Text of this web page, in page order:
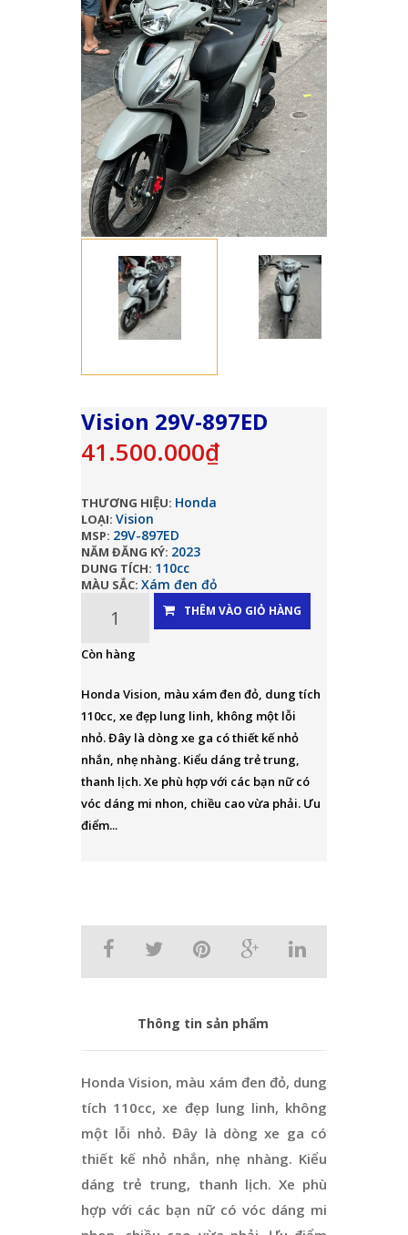
Vision 29V-897ED
41.500.000₫
THƯƠNG HIỆU: Honda
LOẠI: Vision
MSP: 29V-897ED
NĂM ĐĂNG KÝ: 2023
DUNG TÍCH: 110cc
MÀU SẮC: Xám đen đỏ
THÊM VÀO GIỎ HÀNG
Còn hàng
Honda Vision, màu xám đen đỏ, dung tích
110cc, xe đẹp lung linh, không một lỗi
nhỏ. Đây là dòng xe ga có thiết kế nhỏ
nhắn, nhẹ nhàng. Kiểu dáng trẻ trung,
thanh lịch. Xe phù hợp với các bạn nữ có
vóc dáng mi nhon, chiều cao vừa phải. Ưu
điểm...
Thông tin sản phẩm
Honda Vision, màu xám đen đỏ, dung
tích 110cc, xe đẹp lung linh, không
một lỗi nhỏ. Đây là dòng xe ga có
thiết kế nhỏ nhắn, nhẹ nhàng. Kiểu
dáng trẻ trung, thanh lịch. Xe phù
hợp với các bạn nữ có vóc dáng mi